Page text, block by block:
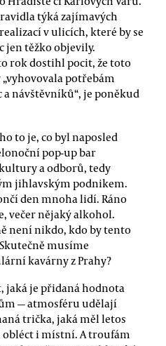
týká zajímavých
v ulicích, které by se
jen těžko objevily.
rok dostihl pocit, že toto
potřebám
návštěvníků“, je poněkud
to je, co byl naposled
pop-up bar
a odborů, tedy
jihlavským podnikem.
den mnoha lidí. Ráno
večer nějaký alkohol.
není nikdo, kdo by tento
musíme
kavárny z Prahy?
jaká je přidaná hodnota
— atmosféru udělají
trička, jaká měl letos
i místní. A troufám